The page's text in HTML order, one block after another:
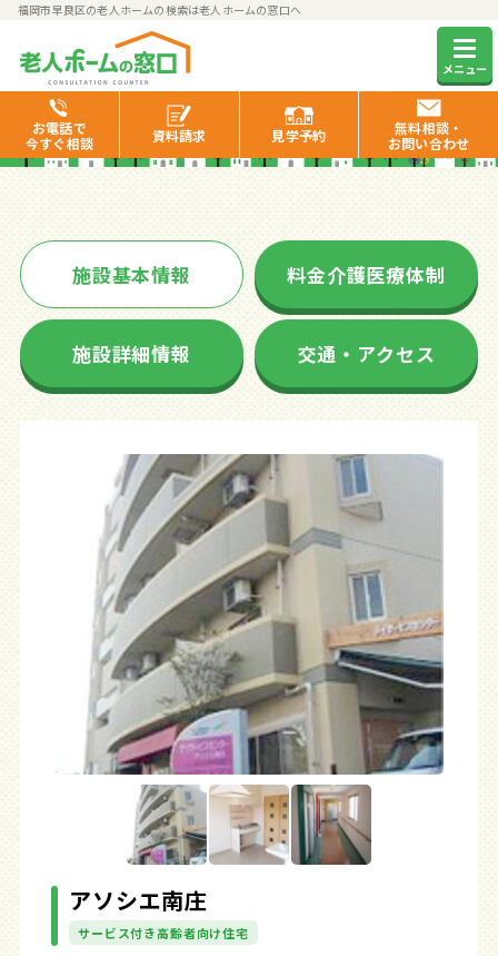
福岡市早良区の老人ホームの検索は老人ホームの窓口へ
メニュー
お電話で
今すぐ相談
資料請求 見学予約
無料相談・
お問い合わせ
アソシエ南庄
施設基本情報 料金介護医療体制
施設詳細情報 交通・アクセス
アソシエ南庄
サービス付き高齢者向け住宅